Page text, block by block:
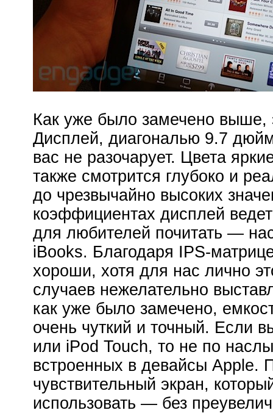
Как уже было замечено
Дисплей, диагональю 9.7
вас не разочарует. Цвета
также смотрится глубоко и
до чрезвычайно высоких
коэффициентах дисплей
для любителей почитать —
iBooks. Благодаря IPS-
хороши, хотя для нас лично
случаев нежелательно
как уже было замечено,
очень чуткий и точный. Если
или iPod Touch, то не по
встроенных в девайсы Apple.
чувствительный экран,
использовать — без